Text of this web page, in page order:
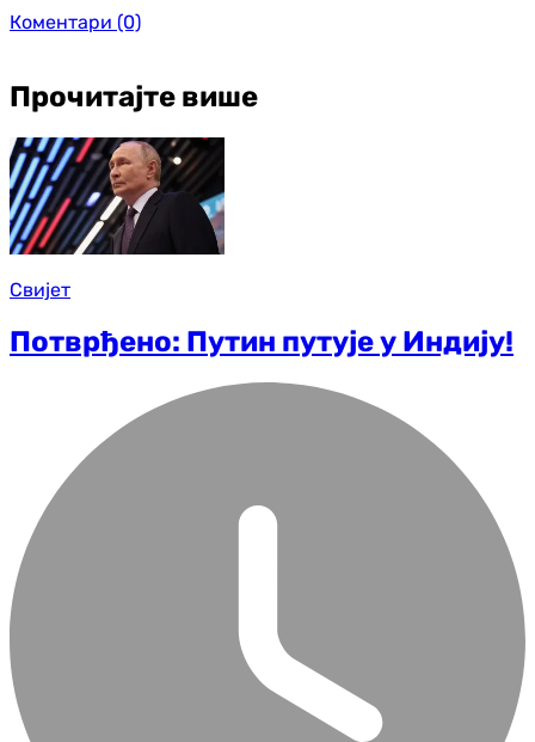
Коментари (0)
Прочитајте више
Свијет
Потврђено: Путин путује у Индију!